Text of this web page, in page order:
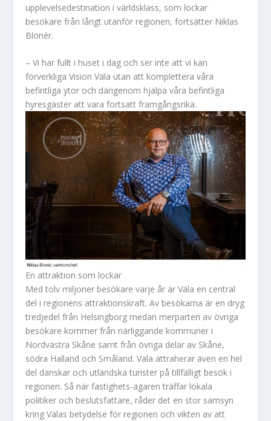
upplevelsedestination i världsklass, som lockar
besökare från långt utanför regionen, fortsätter Niklas
Blonér.
– Vi har fullt i huset i dag och ser inte att vi kan
förverkliga Vision Väla utan att komplettera våra
befintliga ytor och därigenom hjälpa våra befintliga
hyresgäster att vara fortsatt framgångsrika.
En attraktion som lockar
Med tolv miljoner besökare varje år är Väla en central
del i regionens attraktionskraft. Av besökarna är en dryg
tredjedel från Helsingborg medan merparten av övriga
besökare kommer från närliggande kommuner i
Nordvästra Skåne samt från övriga delar av Skåne,
södra Halland och Småland. Väla attraherar även en hel
del danskar och utländska turister på tillfälligt besök i
regionen. Så när fastighets-ägaren träffar lokala
politiker och beslutsfattare, råder det en stor samsyn
kring Välas betydelse för regionen och vikten av att